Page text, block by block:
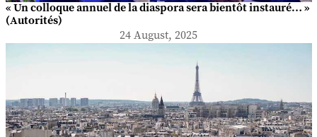
« Un colloque annuel de la diaspora sera bientôt instauré… »
(Autorités)
24 August, 2025